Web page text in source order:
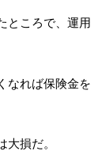
ところで、運用
なれば保険金を
損だ。